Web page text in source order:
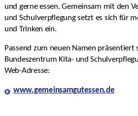
und gerne essen. Gemeinsam mit den
und Schulverpflegung setzt es sich für
und Trinken ein.
Passend zum neuen Namen präsentiert
Bundeszentrum Kita- und
Web-Adresse:
www.gemeinsamgutessen.de